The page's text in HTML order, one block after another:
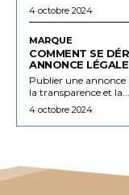
4 octobre 2024
MARQUE
COMMENT SE
ANNONCE
Publier une
la transparence et la...
4 octobre 2024